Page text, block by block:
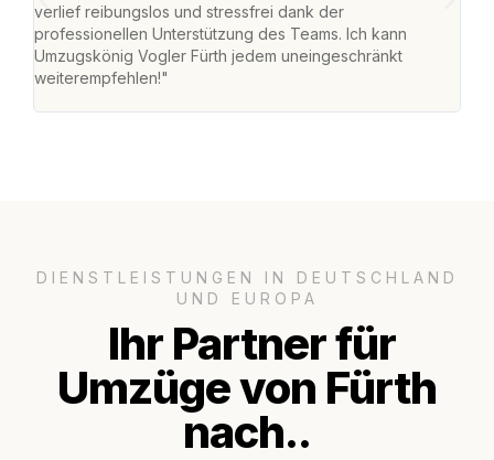
verlief reibungslos und stressfrei dank der
professionellen Unterstützung des Teams. Ich kann
Umzugskönig Vogler Fürth jedem uneingeschränkt
weiterempfehlen!"
DIENSTLEISTUNGEN IN DEUTSCHLAND
UND EUROPA
Ihr Partner für
Umzüge von Fürth
nach..